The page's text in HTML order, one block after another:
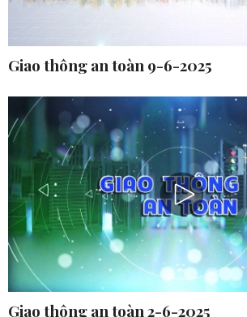
Giao thông an toàn 9-6-2025
Giao thông an toàn 2-6-2025